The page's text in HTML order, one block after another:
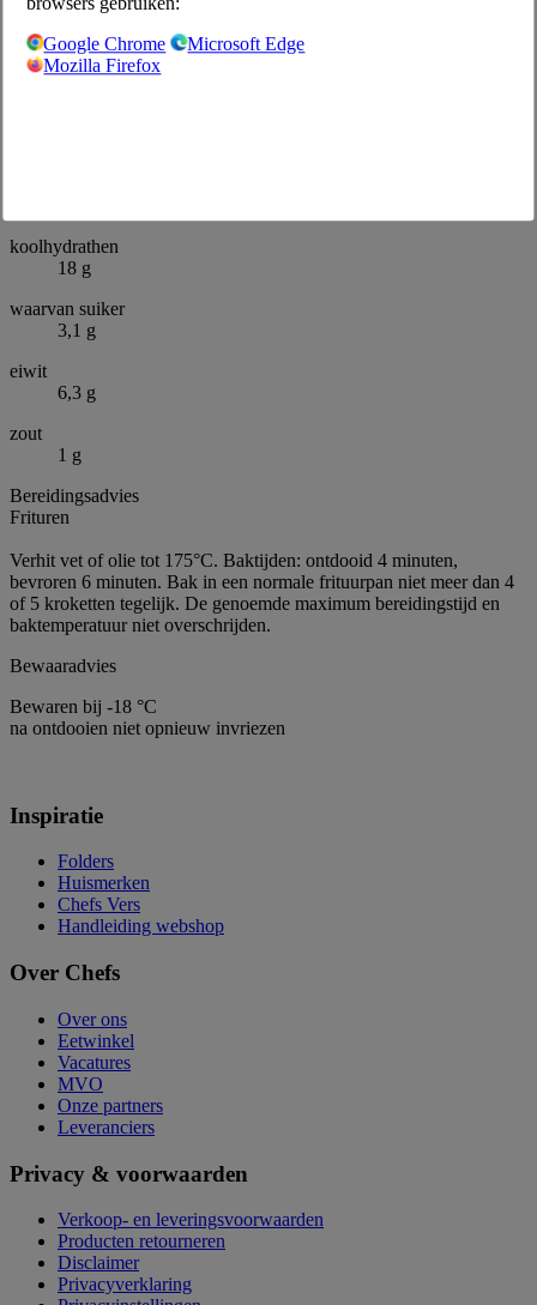
Google Chrome
Microsoft Edge
Mozilla Firefox
776 kJ
energie - kcal
185 kcal
koolhydrathen
18 g
waarvan suiker
3,1 g
eiwit
6,3 g
zout
1 g
Bereidingsadvies
Frituren
Verhit vet of olie tot 175°C. Baktijden: ontdooid 4 minuten,
bevroren 6 minuten. Bak in een normale frituurpan niet meer dan 4
of 5 kroketten tegelijk. De genoemde maximum bereidingstijd en
baktemperatuur niet overschrijden.
Bewaaradvies
Bewaren bij -18 °C
na ontdooien niet opnieuw invriezen
Inspiratie
Folders
Huismerken
Chefs Vers
Handleiding webshop
Over Chefs
Over ons
Eetwinkel
Vacatures
MVO
Onze partners
Leveranciers
Privacy & voorwaarden
Verkoop- en leveringsvoorwaarden
Producten retourneren
Disclaimer
Privacyverklaring